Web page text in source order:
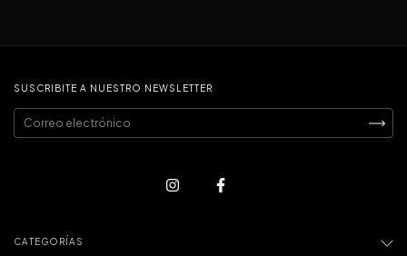
SUSCRIBITE A NUESTRO NEWSLETTER
CATEGORÍAS